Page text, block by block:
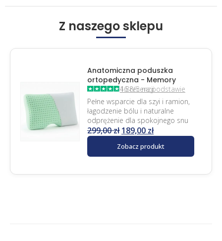
Z naszego sklepu
Anatomiczna poduszka
ortopedyczna - Memory
4.88/5 na podstawie 16 recenzji
Pełne wsparcie dla szyi i ramion,
łagodzenie bólu i naturalne
odprężenie dla spokojnego snu
299,00zł 189,00 zł
Zobacz produkt